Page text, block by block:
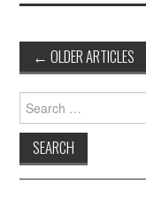
Post
navigation
← OLDER ARTICLES
Search
for: